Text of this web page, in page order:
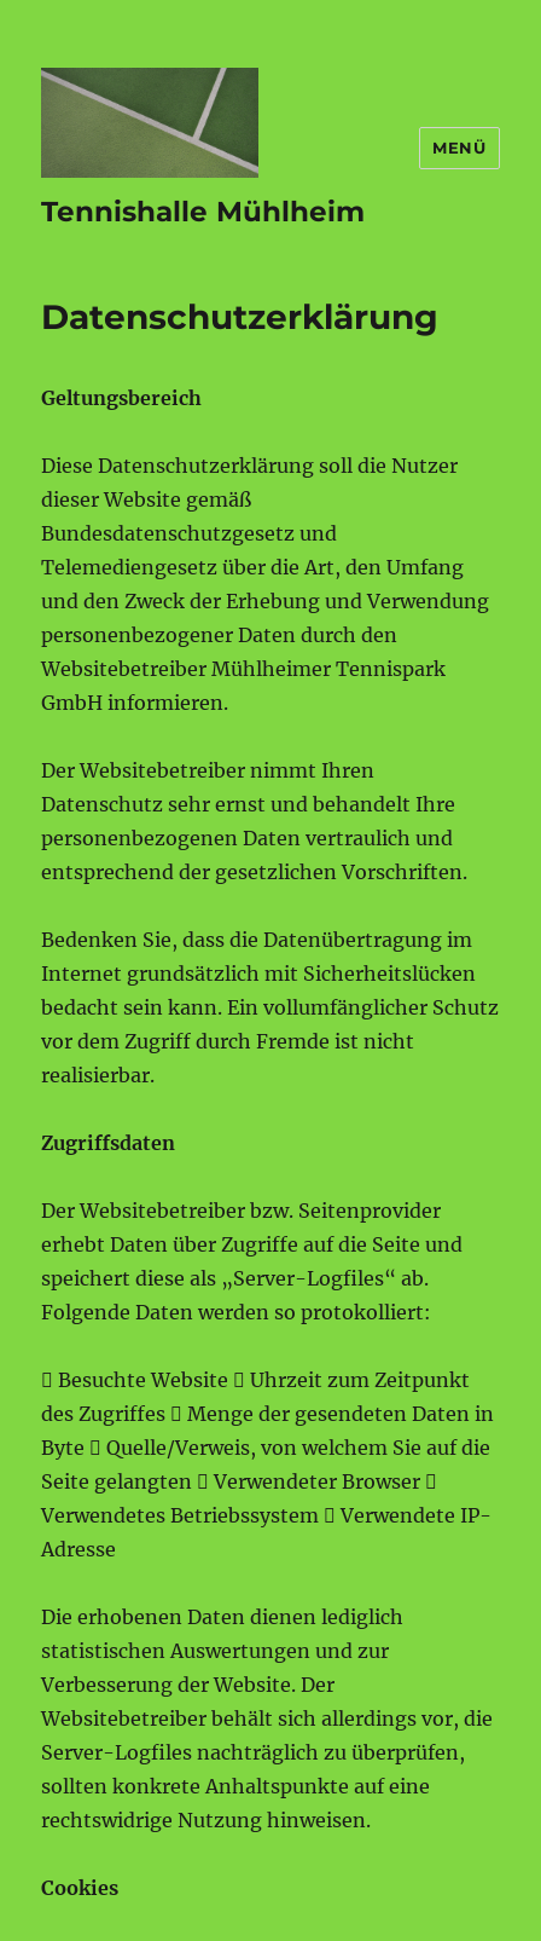
Tennishalle Mühlheim
MENÜ
Datenschutzerklärung
Geltungsbereich
Diese Datenschutzerklärung soll die Nutzer
dieser Website gemäß
Bundesdatenschutzgesetz und
Telemediengesetz über die Art, den Umfang
und den Zweck der Erhebung und Verwendung
personenbezogener Daten durch den
Websitebetreiber Mühlheimer Tennispark
GmbH informieren.
Der Websitebetreiber nimmt Ihren
Datenschutz sehr ernst und behandelt Ihre
personenbezogenen Daten vertraulich und
entsprechend der gesetzlichen Vorschriften.
Bedenken Sie, dass die Datenübertragung im
Internet grundsätzlich mit Sicherheitslücken
bedacht sein kann. Ein vollumfänglicher Schutz
vor dem Zugriff durch Fremde ist nicht
realisierbar.
Zugriffsdaten
Der Websitebetreiber bzw. Seitenprovider
erhebt Daten über Zugriffe auf die Seite und
speichert diese als „Server-Logfiles“ ab.
Folgende Daten werden so protokolliert:
 Besuchte Website  Uhrzeit zum Zeitpunkt
des Zugriffes  Menge der gesendeten Daten in
Byte  Quelle/Verweis, von welchem Sie auf die
Seite gelangten  Verwendeter Browser 
Verwendetes Betriebssystem  Verwendete IP-
Adresse
Die erhobenen Daten dienen lediglich
statistischen Auswertungen und zur
Verbesserung der Website. Der
Websitebetreiber behält sich allerdings vor, die
Server-Logfiles nachträglich zu überprüfen,
sollten konkrete Anhaltspunkte auf eine
rechtswidrige Nutzung hinweisen.
Cookies